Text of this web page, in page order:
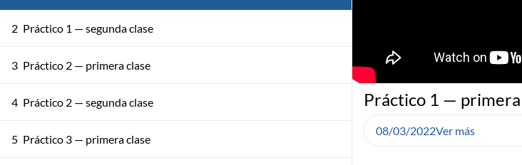
2 Práctico 1 — segunda clase
3 Práctico 2 — primera clase
4 Práctico 2 — segunda clase
5 Práctico 3 — primera clase
Práctico 1 — primera
08/03/2022Ver más